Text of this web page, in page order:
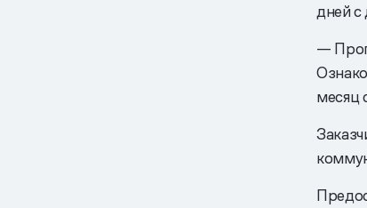
дней с
—
месяц